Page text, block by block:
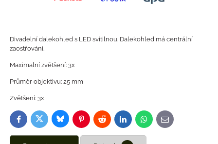
Divadelní dalekohled s LED svítilnou. Dalekohled má centrální
zaostřování.
Maximalní zvětšení: 3x
Průměr objektivu: 25 mm
Zvětšení: 3x
FacebookTwitterBlueskyPinterestReddit LinkedInWhatsApp
E-
mail